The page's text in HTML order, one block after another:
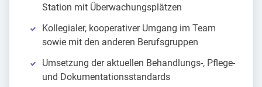
Station mit Überwachungsplätzen
Kollegialer, kooperativer Umgang im Team
sowie mit den anderen Berufsgruppen
Umsetzung der aktuellen Behandlungs-, Pflege-
und Dokumentationsstandards